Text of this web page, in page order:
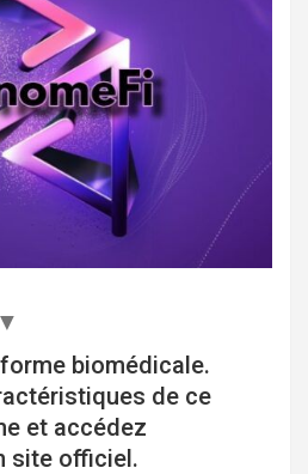
▼
biomédicale.
de ce
et accédez
site officiel.